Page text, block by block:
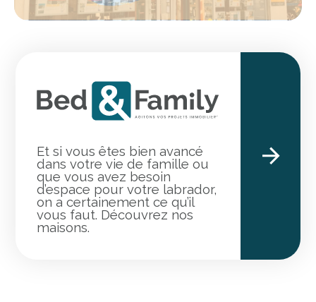
Et si vous êtes bien avancé
dans votre vie de famille ou
que vous avez besoin
d’espace pour votre labrador,
on a certainement ce qu’il
vous faut. Découvrez nos
maisons.